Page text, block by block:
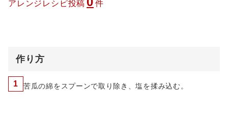
アレンジレシピ投稿 件
作り方
1 苦瓜の綿をスプーンで取り除き、塩を揉み込む。